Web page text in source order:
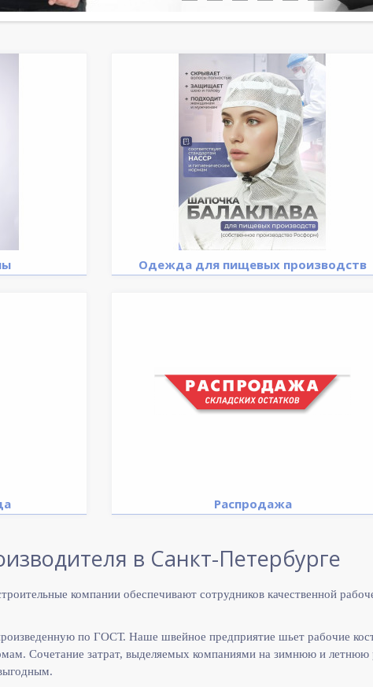
Одежда для пищевых производств
Распродажа
в Санкт-Петербурге
компании обеспечивают сотрудников качественной
по ГОСТ. Наше швейное предприятие шьет рабочие
Сочетание затрат, выделяемых компаниями на зимнюю и летнюю